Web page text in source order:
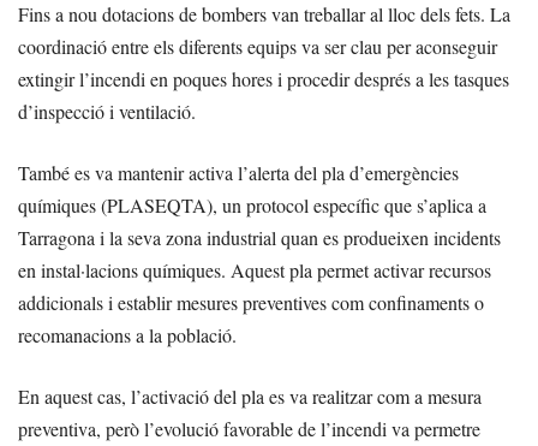
Fins a nou dotacions de bombers van treballar al lloc dels fets. La
coordinació entre els diferents equips va ser clau per aconseguir
extingir l’incendi en poques hores i procedir després a les tasques
d’inspecció i ventilació.
També es va mantenir activa l’alerta del pla d’emergències
químiques (PLASEQTA), un protocol específic que s’aplica a
Tarragona i la seva zona industrial quan es produeixen incidents
en instal·lacions químiques. Aquest pla permet activar recursos
addicionals i establir mesures preventives com confinaments o
recomanacions a la població.
En aquest cas, l’activació del pla es va realitzar com a mesura
preventiva, però l’evolució favorable de l’incendi va permetre